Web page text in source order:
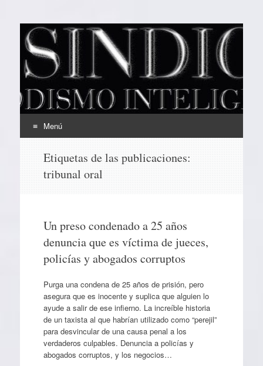
EL SINDICAL
Periodismo Inteligente
Menú
contenido
Etiquetas de las publicaciones:
tribunal oral
Un preso condenado a 25 años
denuncia que es víctima de jueces,
policías y abogados corruptos
Purga una condena de 25 años de prisión, pero
asegura que es inocente y suplica que alguien lo
ayude a salir de ese infierno. La increíble historia
de un taxista al que habrían utilizado como “perejil”
para desvincular de una causa penal a los
verdaderos culpables. Denuncia a policías y
abogados corruptos, y los negocios…